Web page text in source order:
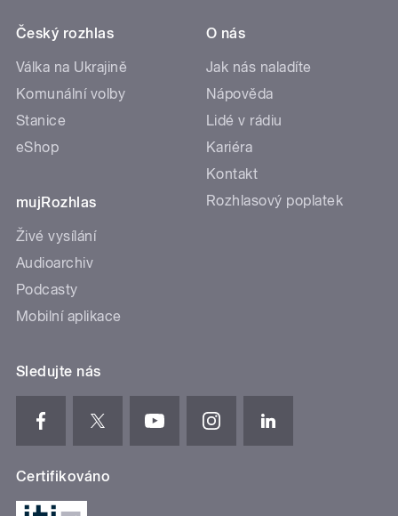
Český rozhlas
Válka na Ukrajině
Komunální volby
Stanice
eShop
mujRozhlas
Živé vysílání
Audioarchiv
Podcasty
Mobilní aplikace
O nás
Jak nás naladíte
Nápověda
Lidé v rádiu
Kariéra
Kontakt
Rozhlasový poplatek
Sledujte nás
Certifikováno